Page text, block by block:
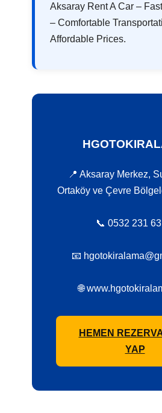
Aksaray Rent A Car –
– Comfortable
Affordable Prices.
📍 Aksaray Merkez,
Ortaköy ve Çevre
📞 0532 231
📧
🌐
HEMEN
YAP